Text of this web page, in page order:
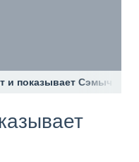
и показывает Сэмыч